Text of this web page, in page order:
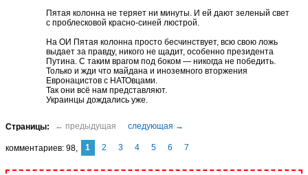
Пятая колонна не теряет ни минуты. И ей дают зеленый свет
с проблесковой красно-синей люстрой.
На ОИ Пятая колонна просто бесчинствует, всю свою ложь
выдает за правду, никого не щадит, особенно президента
Путина. С таким врагом под боком — никогда не победить.
Только и жди что майдана и иноземного вторжения
Евронацистов с НАТОвцами.
Так они всё нам представляют.
Украинцы дождались уже.
комментариев 98 1 2 3 4 5 6 7